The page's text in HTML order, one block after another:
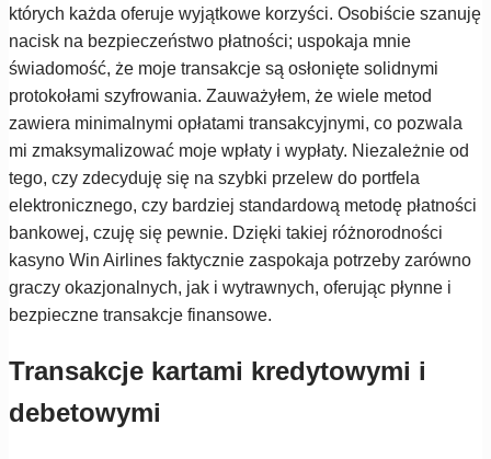
których każda oferuje wyjątkowe korzyści. Osobiście szanuję
nacisk na bezpieczeństwo płatności; uspokaja mnie
świadomość, że moje transakcje są osłonięte solidnymi
protokołami szyfrowania. Zauważyłem, że wiele metod
zawiera minimalnymi opłatami transakcyjnymi, co pozwala
mi zmaksymalizować moje wpłaty i wypłaty. Niezależnie od
tego, czy zdecyduję się na szybki przelew do portfela
elektronicznego, czy bardziej standardową metodę płatności
bankowej, czuję się pewnie. Dzięki takiej różnorodności
kasyno Win Airlines faktycznie zaspokaja potrzeby zarówno
graczy okazjonalnych, jak i wytrawnych, oferując płynne i
bezpieczne transakcje finansowe.
Transakcje kartami kredytowymi i
debetowymi